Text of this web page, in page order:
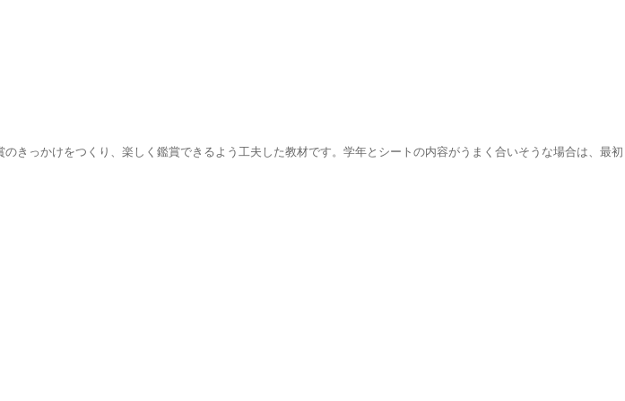
っかけをつくり、楽しく鑑賞できるよう工夫した教材です。学年とシートの内容がうまく合いそうな場合は、最初